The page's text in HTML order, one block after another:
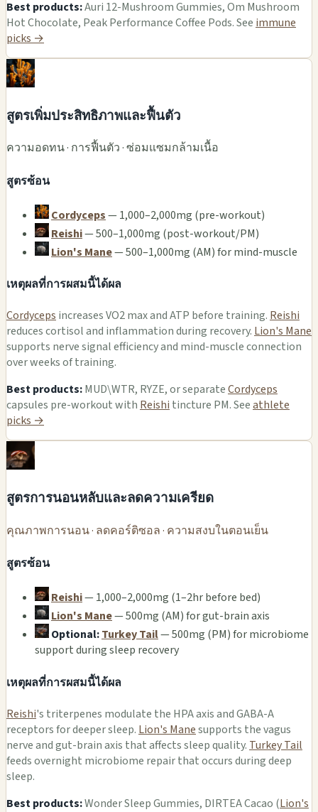
Best products:Auri 12-Mushroom Gummies, Om Mushroom
Hot Chocolate, Peak Performance Coffee Pods. See immune
picks →
สูตรเพิ่มประสิทธิภาพและฟื้นตัว
ความอดทน · การฟื้นตัว · ซ่อมแซมกล้ามเนื้อ
สูตรซ้อน
Cordyceps— 1,000–2,000mg (pre-workout)
Reishi— 500–1,000mg (post-workout/PM)
Lion's Mane— 500–1,000mg (AM) for mind-muscle
เหตุผลที่การผสมนี้ได้ผล
Cordycepsincreases VO2 max and ATP before training.Reishi
reduces cortisol and inflammation during recovery.Lion's Mane
supports nerve signal efficiency and mind-muscle connection
over weeks of training.
Best products:MUD\WTR, RYZE, or separateCordyceps
capsules pre-workout withReishitincture PM. Seeathlete
picks →
สูตรการนอนหลับและลดความเครียด
คุณภาพการนอน · ลดคอร์ติซอล · ความสงบในตอนเย็น
สูตรซ้อน
Reishi— 1,000–2,000mg (1–2hr before bed)
Lion's Mane— 500mg (AM) for gut-brain axis
Optional:Turkey Tail— 500mg (PM) for microbiome
support during sleep recovery
เหตุผลที่การผสมนี้ได้ผล
Reishi's triterpenes modulate the HPA axis and GABA-A
receptors for deeper sleep. Lion's Manesupports the vagus
nerve and gut-brain axis that affects sleep quality. Turkey Tail
feeds overnight microbiome repair that occurs during deep
sleep.
Best products:Wonder Sleep Gummies, DIRTEA Cacao (Lion's